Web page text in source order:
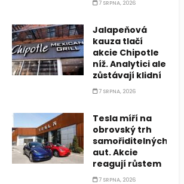
7 SRPNA, 2026
Jalapeňová
kauza tlačí
akcie Chipotle
níž. Analytici ale
zůstávají klidní
7 SRPNA, 2026
Tesla míří na
obrovský trh
samořiditelných
aut. Akcie
reagují růstem
7 SRPNA, 2026